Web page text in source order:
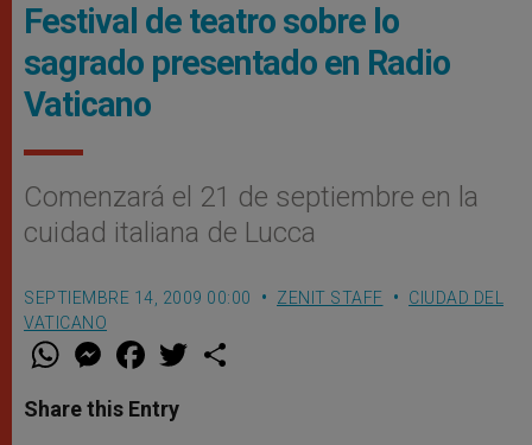
Festival de teatro sobre lo
sagrado presentado en Radio
Vaticano
Comenzará el 21 de septiembre en la
cuidad italiana de Lucca
SEPTIEMBRE 14, 2009 00:00 ZENIT STAFF
CIUDAD DEL
VATICANO
W
t
s
M
e
s
e
F
a
e
b
w
Share this Entry